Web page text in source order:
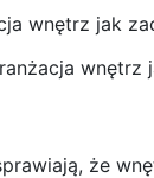
wnętrz
że